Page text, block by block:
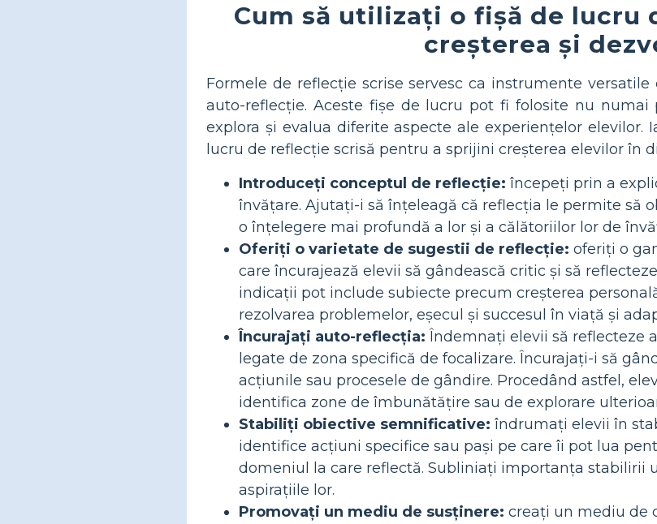
Cum să utilizați o fișă de
creșterea și
Formele de reflecție scrise servesc ca instrumente
auto-reflecție. Aceste fișe de lucru pot fi folosite nu
explora și evalua diferite aspecte ale experiențelor
lucru de reflecție scrisă pentru a sprijini creșterea elevilor în
Introduceți conceptul de reflecție: începeți prin a
învățare. Ajutați-i să înțeleagă că reflecția le permite să
o înțelegere mai profundă a lor și a călătoriilor lor de
Oferiți o varietate de sugestii de reflecție: oferiți o
care încurajează elevii să gândească critic și să
indicații pot include subiecte precum creșterea
rezolvarea problemelor, eșecul și succesul în viață și
Încurajați auto-reflecția: Îndemnați elevii să reflecteze
legate de zona specifică de focalizare. Încurajați-i să
acțiunile sau procesele de gândire. Procedând astfel,
identifica zone de îmbunătățire sau de explorare
Stabiliți obiective semnificative: îndrumați elevii în
identifice acțiuni specifice sau pași pe care îi pot lua
domeniul la care reflectă. Subliniați importanța stabilirii
aspirațiile lor.
Promovați un mediu de susținere: creați un mediu de